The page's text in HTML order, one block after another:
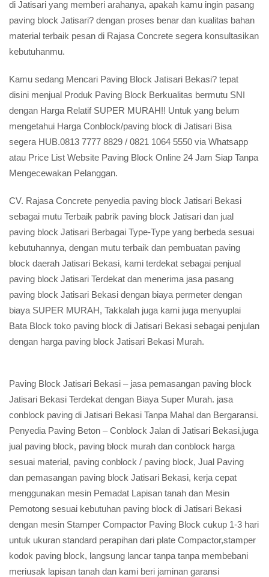
di Jatisari yang memberi arahanya, apakah kamu ingin pasang
paving block Jatisari? dengan proses benar dan kualitas bahan
material terbaik pesan di Rajasa Concrete segera konsultasikan
kebutuhanmu.
Kamu sedang Mencari Paving Block Jatisari Bekasi? tepat
disini menjual Produk Paving Block Berkualitas bermutu SNI
dengan Harga Relatif SUPER MURAH!! Untuk yang belum
mengetahui Harga Conblock/paving block di Jatisari Bisa
segera HUB.0813 7777 8829 / 0821 1064 5550 via Whatsapp
atau Price List Website Paving Block Online 24 Jam Siap Tanpa
Mengecewakan Pelanggan.
CV. Rajasa Concrete penyedia paving block Jatisari Bekasi
sebagai mutu Terbaik pabrik paving block Jatisari dan jual
paving block Jatisari Berbagai Type-Type yang berbeda sesuai
kebutuhannya, dengan mutu terbaik dan pembuatan paving
block daerah Jatisari Bekasi, kami terdekat sebagai penjual
paving block Jatisari Terdekat dan menerima jasa pasang
paving block Jatisari Bekasi dengan biaya permeter dengan
biaya SUPER MURAH, Takkalah juga kami juga menyuplai
Bata Block toko paving block di Jatisari Bekasi sebagai penjulan
dengan harga paving block Jatisari Bekasi Murah.
Paving Block Jatisari Bekasi – jasa pemasangan paving block
Jatisari Bekasi Terdekat dengan Biaya Super Murah. jasa
conblock paving di Jatisari Bekasi Tanpa Mahal dan Bergaransi.
Penyedia Paving Beton – Conblock Jalan di Jatisari Bekasi,juga
jual paving block, paving block murah dan conblock harga
sesuai material, paving conblock / paving block, Jual Paving
dan pemasangan paving block Jatisari Bekasi, kerja cepat
menggunakan mesin Pemadat Lapisan tanah dan Mesin
Pemotong sesuai kebutuhan paving block di Jatisari Bekasi
dengan mesin Stamper Compactor Paving Block cukup 1-3 hari
untuk ukuran standard perapihan dari plate Compactor,stamper
kodok paving block, langsung lancar tanpa tanpa membebani
meriusak lapisan tanah dan kami beri jaminan garansi